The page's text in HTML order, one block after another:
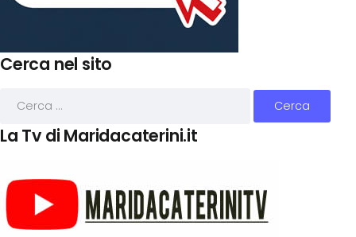
Cerca nel sito
La Tv di Maridacaterini.it